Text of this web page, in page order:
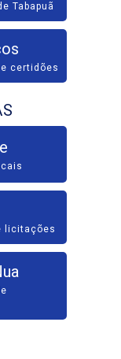
Tabapuã
e certidões
licitações